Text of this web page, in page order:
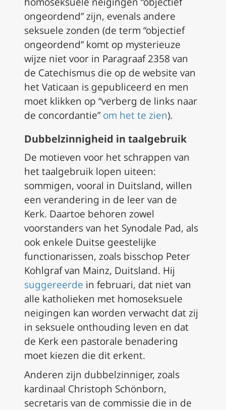
ongeordend” zijn, evenals andere
seksuele zonden (de term “objectief
ongeordend” komt op mysterieuze
wijze niet voor in Paragraaf 2358 van
de Catechismus die op de website van
het Vaticaan is gepubliceerd en men
moet klikken op “verberg de links naar
de concordantie” om het te zien).
Dubbelzinnigheid in taalgebruik
De motieven voor het schrappen van
het taalgebruik lopen uiteen:
sommigen, vooral in Duitsland, willen
een verandering in de leer van de
Kerk. Daartoe behoren zowel
voorstanders van het Synodale Pad, als
ook enkele Duitse geestelijke
functionarissen, zoals bisschop Peter
Kohlgraf van Mainz, Duitsland. Hij
suggereerde in februari, dat niet van
alle katholieken met homoseksuele
neigingen kan worden verwacht dat zij
in seksuele onthouding leven en dat
de Kerk een pastorale benadering
moet kiezen die dit erkent.
Anderen zijn dubbelzinniger, zoals
kardinaal Christoph Schönborn,
secretaris van de commissie die in de